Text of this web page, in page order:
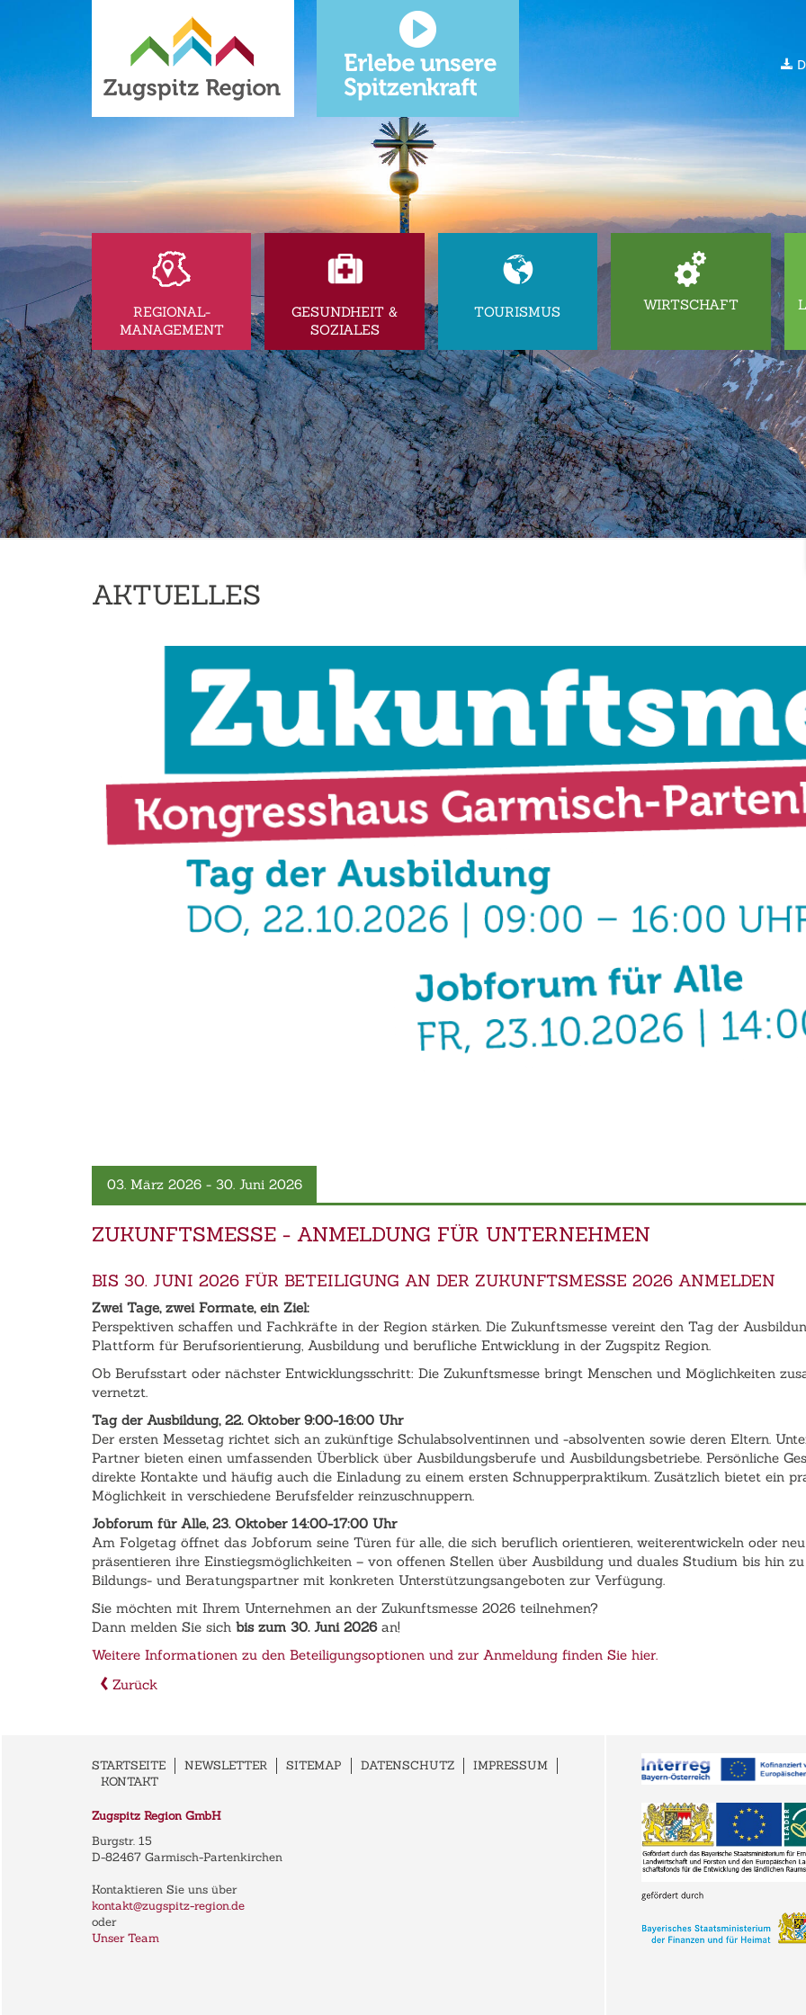
REGIONAL-
MANAGEMENT
GESUNDHEIT &
SOZIALES
TOURISMUS WIRTSCHAFT
AKTUELLES
03. März 2026 - 30. Juni 2026
ZUKUNFTSMESSE - ANMELDUNG FÜR UNTERNEHMEN
BIS 30. JUNI 2026 FÜR BETEILIGUNG AN DER ZUKUNFTSMESSE 2026 ANMELDEN
Zwei Tage, zwei Formate, ein Ziel:
Perspektiven schaffen und Fachkräfte in der Region stärken. Die Zukunftsmesse vereint den Tag der
Plattform für Berufsorientierung, Ausbildung und berufliche Entwicklung in der Zugspitz Region.
Ob Berufsstart oder nächster Entwicklungsschritt: Die Zukunftsmesse bringt Menschen und Möglichkeiten
vernetzt.
Tag der Ausbildung, 22. Oktober 9:00-16:00 Uhr
Der ersten Messetag richtet sich an zukünftige Schulabsolventinnen und -absolventen sowie deren Eltern.
Partner bieten einen umfassenden Überblick über Ausbildungsberufe und Ausbildungsbetriebe. Persönliche
direkte Kontakte und häufig auch die Einladung zu einem ersten Schnupperpraktikum. Zusätzlich bietet ein
Möglichkeit in verschiedene Berufsfelder reinzuschnuppern.
Jobforum für Alle, 23. Oktober 14:00-17:00 Uhr
Am Folgetag öffnet das Jobforum seine Türen für alle, die sich beruflich orientieren, weiterentwickeln oder
präsentieren ihre Einstiegsmöglichkeiten – von offenen Stellen über Ausbildung und duales Studium bis hin
Bildungs- und Beratungspartner mit konkreten Unterstützungsangeboten zur Verfügung.
Sie möchten mit Ihrem Unternehmen an der Zukunftsmesse 2026 teilnehmen?
Dann melden Sie sich bis zum 30. Juni 2026an!
Weitere Informationen zu den Beteiligungsoptionen und zur Anmeldung finden Sie hier.
Zurück
STARTSEITE NEWSLETTER SITEMAP DATENSCHUTZ
IMPRESSUM
KONTAKT
Zugspitz Region GmbH
Burgstr. 15
D-82467 Garmisch-Partenkirchen
Kontaktieren Sie uns über
kontakt@zugspitz-region.de
oder
Unser Team